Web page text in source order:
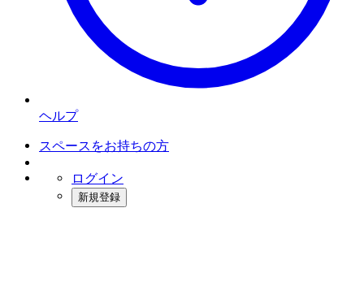
ヘルプ
スペースをお持ちの方
ログイン
新規登録